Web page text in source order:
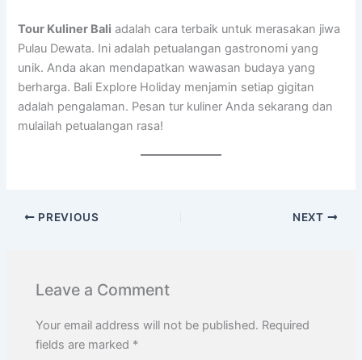
Tour Kuliner Bali adalah cara terbaik untuk merasakan jiwa
Pulau Dewata. Ini adalah petualangan gastronomi yang
unik. Anda akan mendapatkan wawasan budaya yang
berharga. Bali Explore Holiday menjamin setiap gigitan
adalah pengalaman. Pesan tur kuliner Anda sekarang dan
mulailah petualangan rasa!
PREVIOUS NEXT
Leave a Comment
Your email address will not be published. Required
fields are marked *